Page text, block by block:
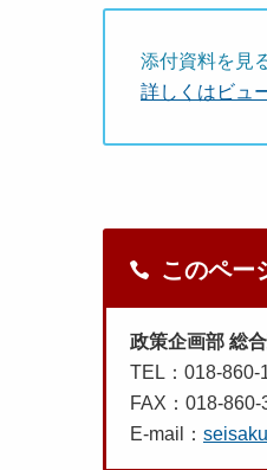
添付資料を見
詳しくはビュ
このペー
政策企画部 総
TEL：018-860-
FAX：018-860-
E-mail：